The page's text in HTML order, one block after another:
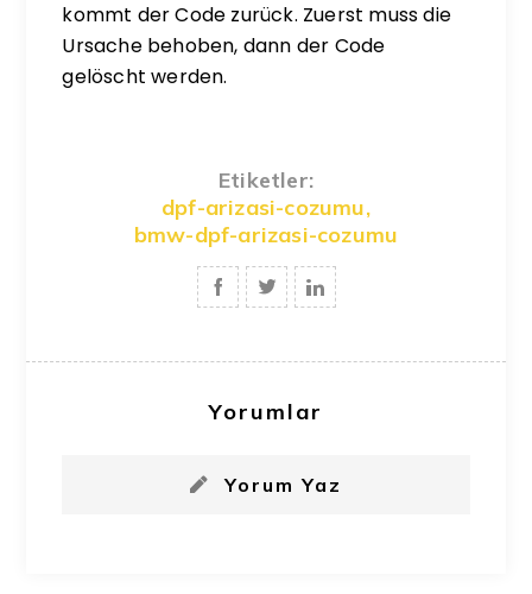
kommt der Code zurück. Zuerst muss die
Ursache behoben, dann der Code
gelöscht werden.
Etiketler:
dpf-arizasi-cozumu,
bmw-dpf-arizasi-cozumu
Yorumlar
Yorum Yaz